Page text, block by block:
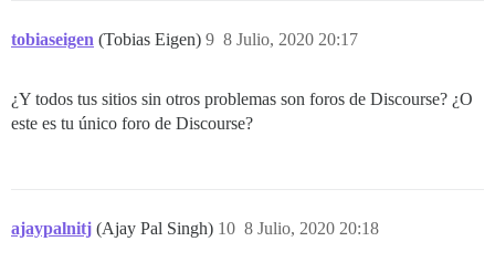
tobiaseigen (Tobias Eigen) 8 Julio, 2020 20:17
9
¿Y todos tus sitios sin otros problemas son foros de Discourse? ¿O
este es tu único foro de Discourse?
ajaypalnitj (Ajay Pal Singh) 8 Julio, 2020 20:18
10